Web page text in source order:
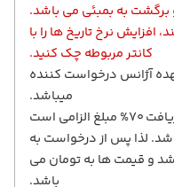
برگشت به بمبئی می باشد.
افزایش نرخ تاریخ ها را با
کانتر مربوطه چک کنید.
آژانس درخواست کننده
میباشد.
است
لذا پس از درخواست به
و قیمت ها به تومان می
باشد.